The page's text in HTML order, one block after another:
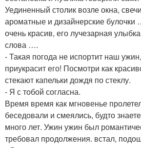
Уединенный столик возле окна,
ароматные и дизайнерские
очень красив, его лучезарная
слова ….
- Такая погода не испортит наш
приукрасит его! Посмотри как
стекают капельки дождя по стеклу.
- Я с тобой согласна.
Время время как мгновенье
беседовали и смеялись, будто
много лет. Ужин ужин был
требовал продолжения. встал,